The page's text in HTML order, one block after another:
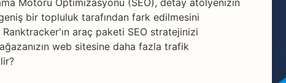
Motoru Optimizasyonu (SEO), detay atölyenizin
bir topluluk tarafından fark edilmesini
araç paketi SEO stratejinizi
web sitesine daha fazla trafik